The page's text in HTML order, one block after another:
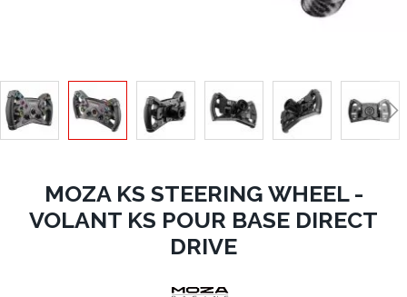
MOZA KS STEERING WHEEL -
VOLANT KS POUR BASE DIRECT
DRIVE